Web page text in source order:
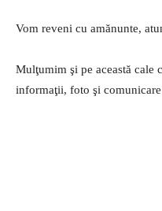
Vom reveni cu amănunte,
Mulţumim şi pe această cale
informaţii, foto şi